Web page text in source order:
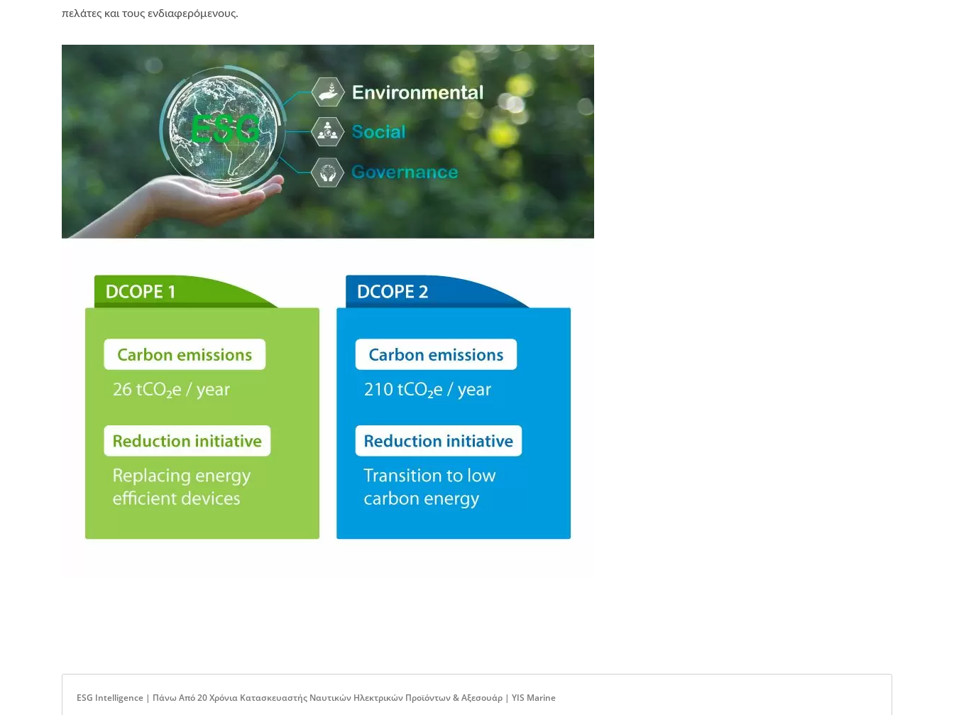
πελάτες και τους ενδιαφερόμενους.
ESG Intelligence | Πάνω Από 20 Χρόνια Κατασκευαστής Ναυτικών Ηλεκτρικών Προϊόντων & Αξεσουάρ | YIS Marine